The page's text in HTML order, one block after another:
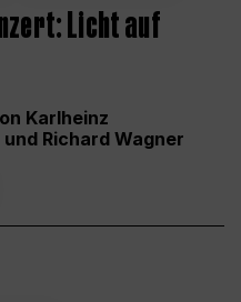
Licht auf
Karlheinz
Richard Wagner